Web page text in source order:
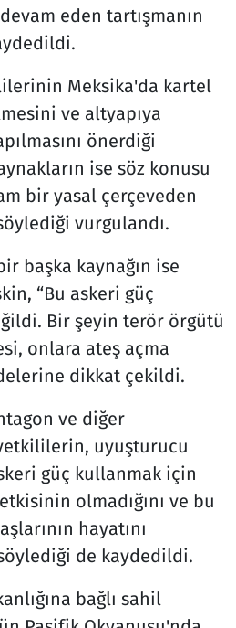
eden tartışmanın
Meksika'da kartel
ve altyapıya
önerdiği
ise söz konusu
bir yasal çerçeveden
vurgulandı.
başka kaynağın ise
“Bu askeri güç
Bir şeyin terör örgütü
onlara ateş açma
dikkat çekildi.
ve diğer
uyuşturucu
güç kullanmak için
olmadığını ve bu
hayatını
de kaydedildi.
bağlı sahil